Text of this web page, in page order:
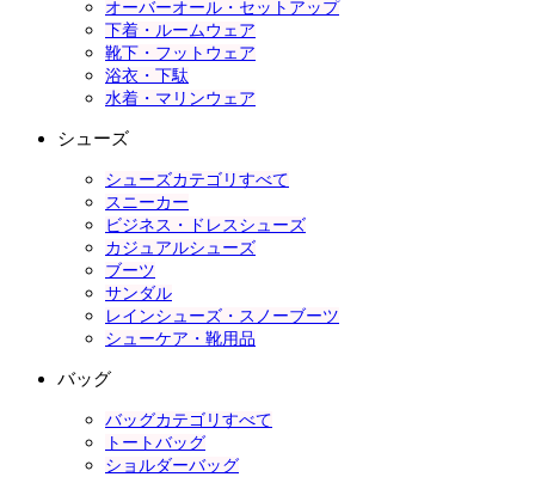
オーバーオール・セットアップ
下着・ルームウェア
靴下・フットウェア
浴衣・下駄
水着・マリンウェア
シューズ
シューズカテゴリすべて
スニーカー
ビジネス・ドレスシューズ
カジュアルシューズ
ブーツ
サンダル
レインシューズ・スノーブーツ
シューケア・靴用品
バッグ
バッグカテゴリすべて
トートバッグ
ショルダーバッグ